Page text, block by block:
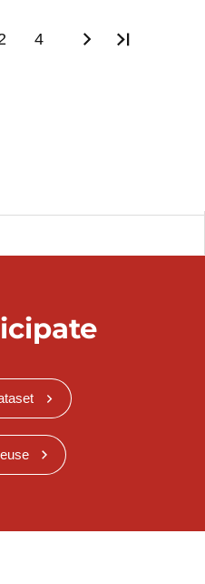
page4 Next page